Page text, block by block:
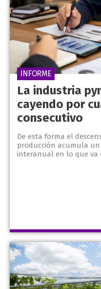
La industria
cayendo por
consecutivo
De esta forma el
producción acumula un
interanual en lo que va
INFORME